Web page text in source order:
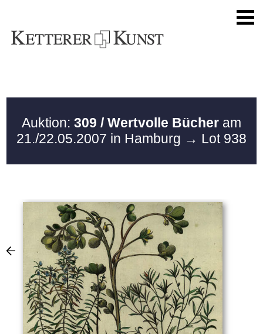
Auktion: 309 / Wertvolle Bücher am
21./22.05.2007 in Hamburg → Lot 938